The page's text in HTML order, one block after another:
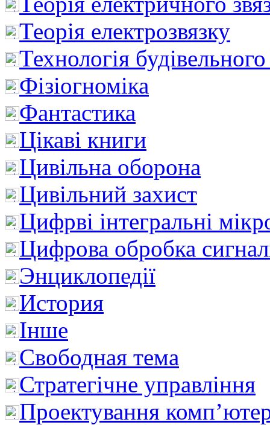
Теорія електрозвязку
Технологія
Фізіогноміка
Фантастика
Цікаві книги
Цивільна оборона
Цивільний захист
Цифрві інтегральні
Цифрова обробка
Энциклопедії
История
Інше
Свободная тема
Стратегічне управління
Проектування